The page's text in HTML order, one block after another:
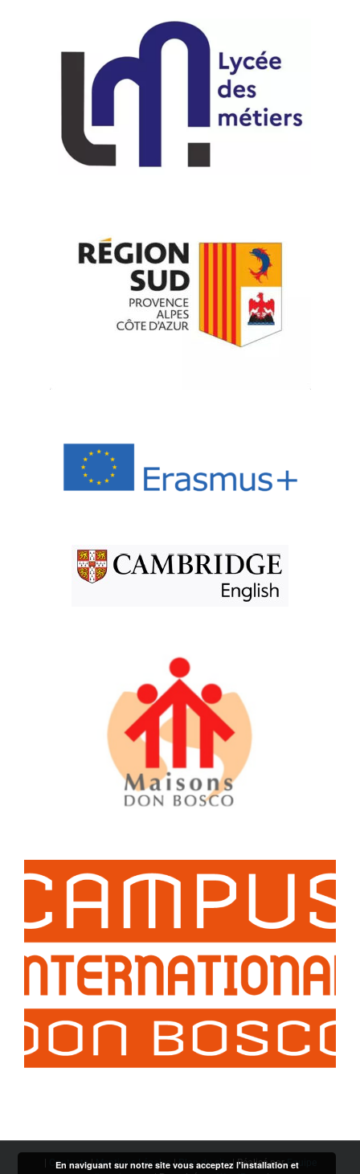
| Contacts|Mentions Légales |Plan du site| Réalisé parEquipe
En naviguant sur notre site vous acceptez l'installation et